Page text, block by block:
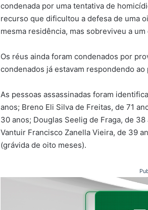
condenada por uma tentativa de
recurso que dificultou a defesa de uma
mesma residência, mas sobreviveu a
Os réus ainda foram condenados por
condenados já estavam respondendo
As pessoas assassinadas foram
anos; Breno Eli Silva de Freitas, de 71
30 anos; Douglas Seelig de Fraga, de
Vantuir Francisco Zanella Vieira, de 39
(grávida de oito meses).